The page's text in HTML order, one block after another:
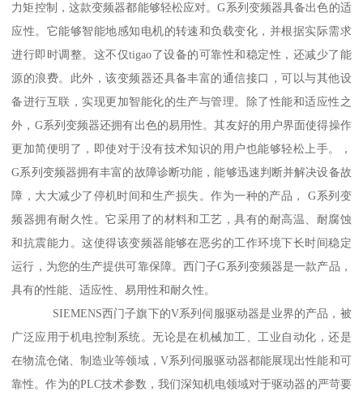
力矩控制，这款变频器都能够轻松应对。G系列变频器具备出色的适
应性。它能够智能地感知电机的转速和负载变化，并根据实际需求
进行即时调整。这不仅tigao了设备的可靠性和稳定性，还减少了能
源的浪费。此外，该变频器还具备丰富的通信接口，可以与其他设
备进行互联，实现更加智能化的生产与管理。除了性能和适应性之
外，G系列变频器还拥有出色的易用性。其友好的用户界面使得操作
更加简便明了，即使对于没有技术知识的用户也能够轻松上手。，
G系列变频器拥有丰富的故障诊断功能，能够迅速判断并解决设备故
障，大大减少了停机时间和生产损失。作为一种的产品， G系列变
频器拥有耐久性。它采用了的材料和工艺，具有的耐高温、耐腐蚀
和抗震能力。这使得该变频器能够在恶劣的工作环境下长时间稳定
运行，为您的生产提供可靠保障。西门子G系列变频器是一款产品，
具有的性能、适应性、易用性和耐久性。
SIEMENS西门子旗下的V系列伺服驱动器是业界的产品，被
广泛应用于机电控制系统。无论是在机械加工、工业自动化，还是
在物流仓储、制造业等领域，V系列伺服驱动器都能展现出性能和可
靠性。作为的PLC技术参数，我们深知机电领域对于驱动器的严苛要